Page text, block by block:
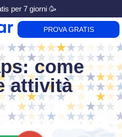
per 7 giorni 🥳
PROVA GRATIS
come
attività